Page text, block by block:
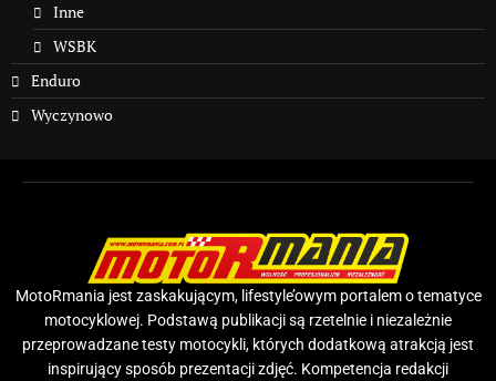
Inne
WSBK
Enduro
Wyczynowo
MotoRmania jest zaskakującym, lifestyle’owym portalem o tematyce
motocyklowej. Podstawą publikacji są rzetelnie i niezależnie
przeprowadzane testy motocykli, których dodatkową atrakcją jest
inspirujący sposób prezentacji zdjęć. Kompetencja redakcji